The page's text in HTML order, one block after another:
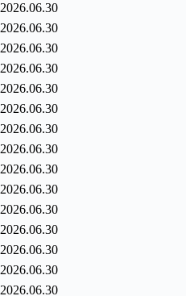
2026.06.30
2026.06.30
2026.06.30
2026.06.30
2026.06.30
2026.06.30
2026.06.30
2026.06.30
2026.06.30
2026.06.30
2026.06.30
2026.06.30
2026.06.30
2026.06.30
2026.06.30